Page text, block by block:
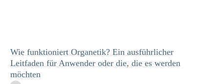
Wie funktioniert Organetik? Ein ausführlicher
Leitfaden für Anwender oder die, die es werden
möchten